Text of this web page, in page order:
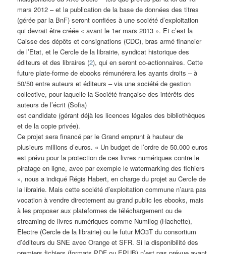
mars 2012 – et la publication de la base de données des titres
(gérée par la BnF) seront confiées à une société d’exploitation
qui devrait être créée « avant le 1er mars 2013 ». Et c’est la
Caisse des dépôts et consignations (CDC), bras armé financier
de l’Etat, et le Cercle de la librairie, syndicat historique des
éditeurs et des libraires (2), qui en seront co-actionnaires. Cette
future plate-forme de ebooks rémunérera les ayants droits – à
50/50 entre auteurs et éditeurs – via une société de gestion
collective, pour laquelle la Société française des intérêts des
auteurs de l’écrit (Sofia)
est candidate (gérant déjà les licences légales des bibliothèques
et de la copie privée).
Ce projet sera financé par le Grand emprunt à hauteur de
plusieurs millions d’euros. « Un budget de l’ordre de 50.000 euros
est prévu pour la protection de ces livres numériques contre le
piratage en ligne, avec par exemple le watermarking des fichiers
», nous a indiqué Régis Habert, en charge du projet au Cercle de
la librairie. Mais cette société d’exploitation commune n’aura pas
vocation à vendre directement au grand public les ebooks, mais
à les proposer aux plateformes de téléchargement ou de
streaming de livres numériques comme Numilog (Hachette),
Electre (Cercle de la librairie) ou le futur MO3T du consortium
d’éditeurs du SNE avec Orange et SFR. Si la disponibilité des